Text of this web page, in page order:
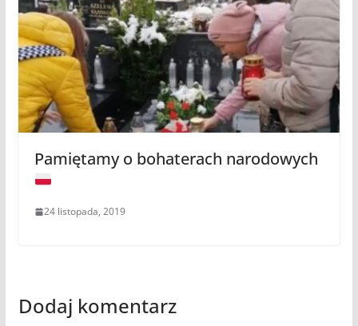
Pamiętamy o bohaterach narodowych
24 listopada, 2019
Dodaj komentarz